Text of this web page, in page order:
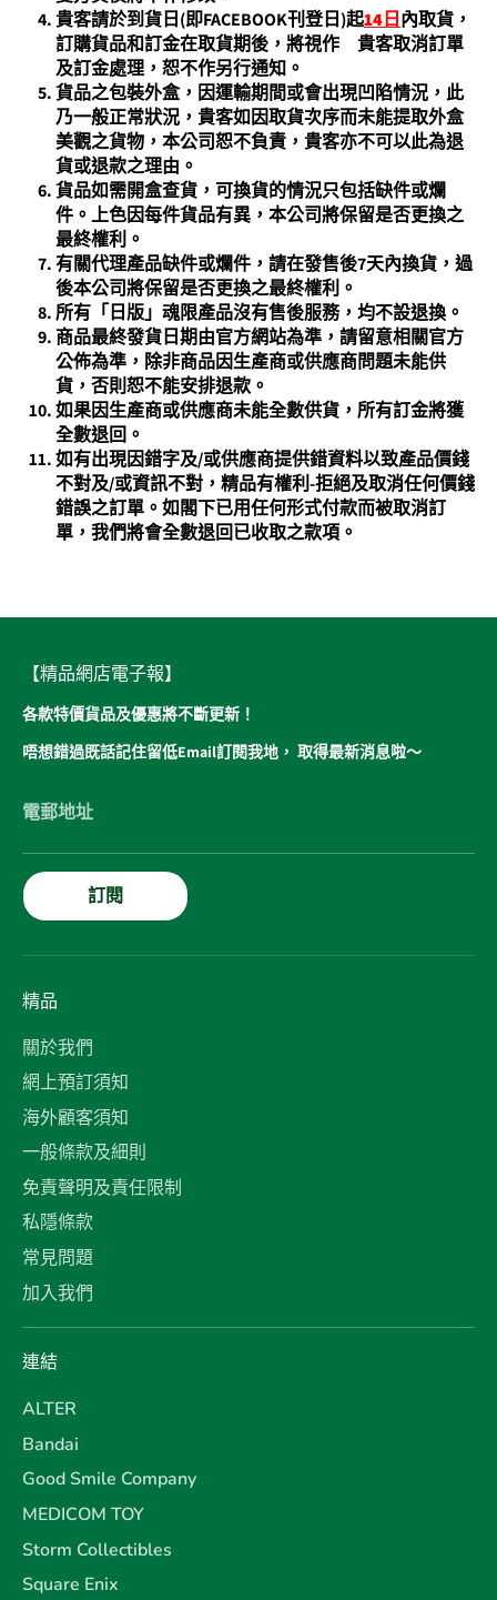
貴客請於到貨日(即FACEBOOK刊登日)起14日 內取貨，
訂購貨品和訂金在取貨期後，將視作 貴客取消訂單
及訂金處理，恕不作另行通知。
貨品之包裝外盒，因運輸期間或會出現凹陷情況，此
乃一般正常狀況，貴客如因取貨次序而未能提取外盒
美觀之貨物，本公司恕不負責，貴客亦不可以此為退
貨或退款之理由。
貨品如需開盒查貨，可換貨的情況只包括缺件或爛
件。上色因每件貨品有異，本公司將保留是否更換之
最終權利。
有關代理產品缺件或爛件，請在發售後7天內換貨，過
後本公司將保留是否更換之最終權利。
所有「日版」魂限產品沒有售後服務，均不設退換。
商品最終發貨日期由官方網站為準，請留意相關官方
公佈為準，除非商品因生產商或供應商問題未能供
貨，否則恕不能安排退款。
如果因生產商或供應商未能全數供貨，所有訂金將獲
全數退回。
如有出現因錯字及/或供應商提供錯資料以致產品價錢
不對及/或資訊不對，精品有權利-拒絕及取消任何價錢
錯誤之訂單。如閣下已用任何形式付款而被取消訂
單，我們將會全數退回已收取之款項。
【精品網店電子報】
各款特價貨品及優惠將不斷更新！
唔想錯過既話記住留低Email訂閱我地， 取得最新消息啦～
電郵地址
訂閱
精品
關於我們
網上預訂須知
海外顧客須知
一般條款及細則
免責聲明及責任限制
私隱條款
常見問題
加入我們
連結
ALTER
Bandai
Good Smile Company
MEDICOM TOY
Storm Collectibles
Square Enix